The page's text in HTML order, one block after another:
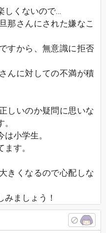
しくないので…
那さんにされた嫌なこ
すから、無意識に拒否
んに対しての不満が積
しいのか疑問に思いな
小学生。
す。
きくなるので心配しな
ましょう！